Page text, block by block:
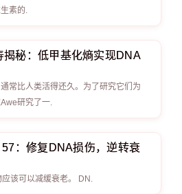
素的.
揭秘：低甲基化熵实现DNA
常比人类活得还久。为了研究它们为
研究了一.
：修复DNA损伤，逆转衰
该可以减缓衰老。 DN.